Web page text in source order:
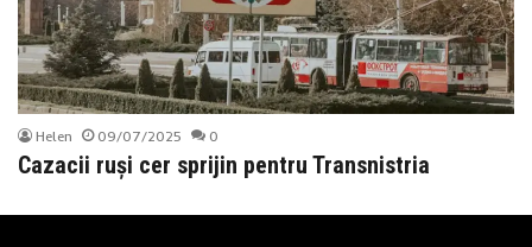
Helen 09/07/2025 0
Cazacii ruși cer sprijin pentru Transnistria